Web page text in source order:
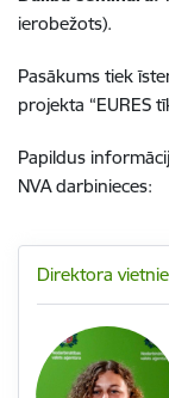
ierobežots).
Pasākums tiek
projekta “EURES
Papildus
NVA darbinieces:
Direktora